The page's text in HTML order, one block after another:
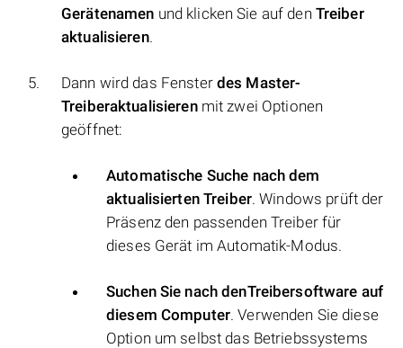
Gerätenamen und klicken Sie auf den Treiber
aktualisieren.
Dann wird das Fenster des Master-
Treiberaktualisierenmit zwei Optionen
geöffnet:
Automatische Suche nach dem
aktualisierten Treiber. Windows prüft der
Präsenz den passenden Treiber für
dieses Gerät im Automatik-Modus.
Suchen Sie nach denTreibersoftware auf
diesem Computer. Verwenden Sie diese
Option um selbst das Betriebssystems